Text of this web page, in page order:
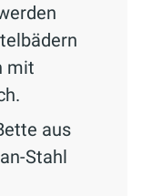
mit
aus
Stahl